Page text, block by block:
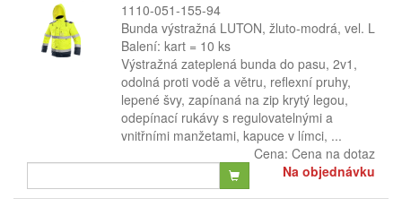
1110-051-155-94
Bunda výstražná LUTON, žluto-modrá, vel. L
Balení: kart = 10 ks
Výstražná zateplená bunda do pasu, 2v1,
odolná proti vodě a větru, reflexní pruhy,
lepené švy, zapínaná na zip krytý legou,
odepínací rukávy s regulovatelnými a
vnitřními manžetami, kapuce v límci, ...
Cena: Cena na dotaz
Na objednávku